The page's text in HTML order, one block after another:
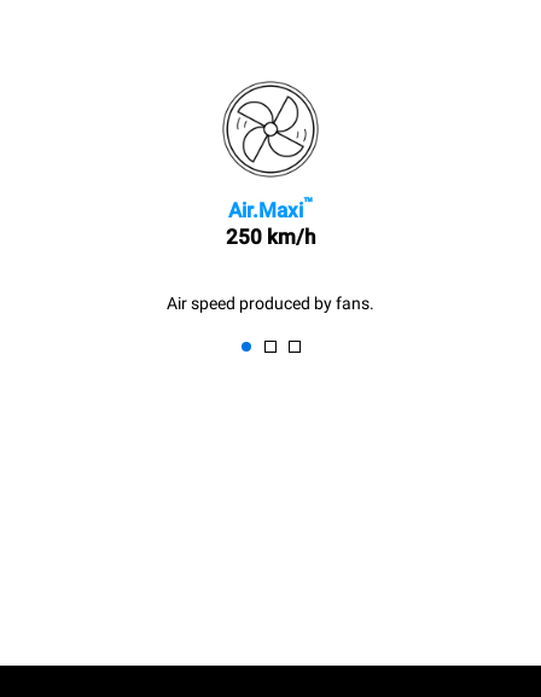
Air.Maxi™
250 km/h
Air speed produced by fans.